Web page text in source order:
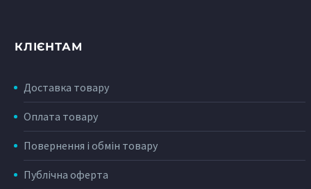
КЛІЄНТАМ
Доставка товару
Оплата товару
Повернення і обмін товару
Публічна оферта